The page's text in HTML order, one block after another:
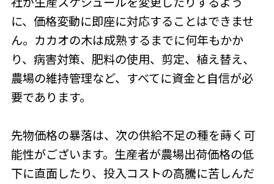
に、価格変動に即座に対応することはできませ
ん。カカオの木は成熟するまでに何年もかか
り、病害対策、肥料の使用、剪定、植え替え、
農場の維持管理など、すべてに資金と自信が必
要であります。
先物価格の暴落は、次の供給不足の種を蒔く可
能性がございます。生産者が農場出荷価格の低
下に直面したり、投入コストの高騰に苦しんだ